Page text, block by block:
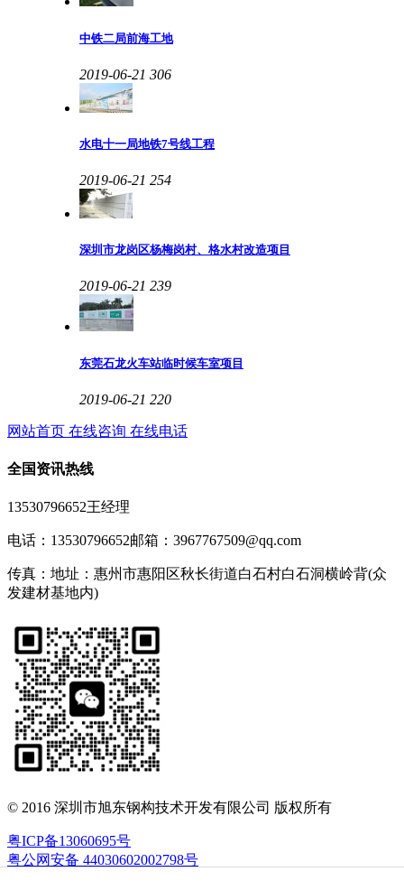
中铁二局前海工地
2019-06-21 306
水电十一局地铁7号线工程
2019-06-21 254
深圳市龙岗区杨梅岗村、格水村改造项目
2019-06-21 239
东莞石龙火车站临时候车室项目
2019-06-21 220
网站首页 在线咨询 在线电话
全国资讯热线
13530796652王经理
电话：13530796652邮箱：3967767509@qq.com
传真： 地址：惠州市惠阳区秋长街道白石村白石洞横岭背(众
发建材基地内)
© 2016 深圳市旭东钢构技术开发有限公司 版权所有
粤ICP备13060695号
粤公网安备 44030602002798号